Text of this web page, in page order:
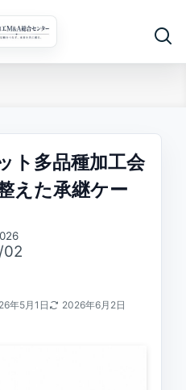
ト多品種加工会
えた承継ケー
02
年5月1日 2026年6月2日